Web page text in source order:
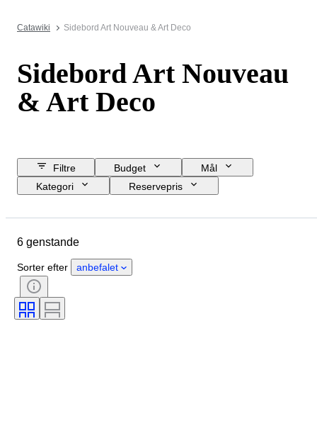
Catawiki Sidebord Art Nouveau & Art Deco
Sidebord Art Nouveau
& Art Deco
Filtre Budget
Mål
Kategori
Reservepris
Materiale
Farve
6 genstande
Sorter efter anbefalet